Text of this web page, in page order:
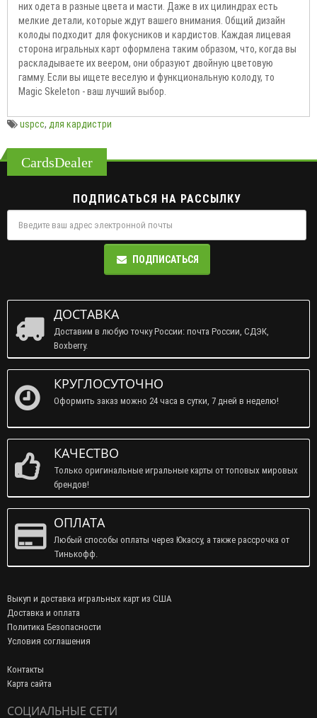
них одета в разные цвета и масти. Даже в их цилиндрах есть
мелкие детали, которые ждут вашего внимания. Общий дизайн
колоды подходит для фокусников и кардистов. Каждая лицевая
сторона игральных карт оформлена таким образом, что, когда вы
раскладываете их веером, они образуют двойную цветовую
гамму. Если вы ищете веселую и функциональную колоду, то
Magic Skeleton - ваш лучший выбор.
uspcc, для кардистри
CardsDealer
ПОДПИСАТЬСЯ НА РАССЫЛКУ
ПОДПИСАТЬСЯ
ДОСТАВКА
Доставим в любую точку России: почта России, СДЭК,
Boxberry.
КРУГЛОСУТОЧНО
Оформить заказ можно 24 часа в сутки, 7 дней в неделю!
КАЧЕСТВО
Только оригинальные игральные карты от топовых мировых
брендов!
ОПЛАТА
Любый способы оплаты через Юкассу, а также рассрочка от
Тинькофф.
Выкуп и доставка игральных карт из США
Доставка и оплата
Политика Безопасности
Условия соглашения
Контакты
Карта сайта
СОЦИАЛЬНЫЕ СЕТИ